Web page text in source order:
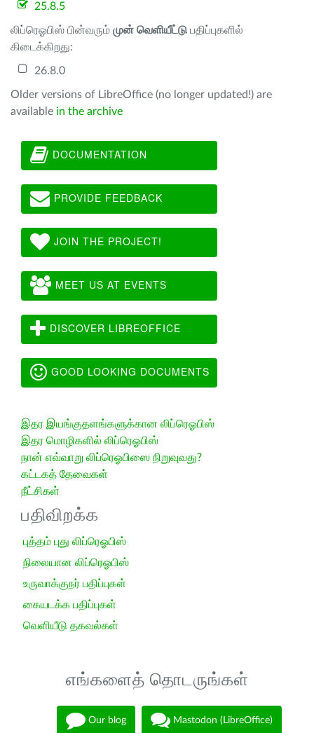
25.8.5
லிப்ரெஓபிஸ் பின்வரும் முன் வெளியீட்டு பதிப்புகளில்
கிடைக்கிறது:
26.8.0
Older versions of LibreOffice (no longer updated!) are
available in the archive
DOCUMENTATION
PROVIDE FEEDBACK
JOIN THE PROJECT!
MEET US AT EVENTS
DISCOVER LIBREOFFICE
GOOD LOOKING DOCUMENTS
இதர இயங்குதளங்களுக்கான லிப்ரெஓபிஸ்
இதர மொழிகளில் லிப்ரெஓபிஸ்
நான் எவ்வாறு லிப்ரெஓபிஸை நிறுவுவது?
கட்டகத் தேவைகள்
நீட்சிகள்
பதிவிறக்க
புத்தம் புது லிப்ரெஓபிஸ்
நிலையான லிப்ரெஓபிஸ்
உருவாக்குநர் பதிப்புகள்
கையடக்க பதிப்புகள்
வெளியீடு தகவல்கள்
எங்களைத் தொடருங்கள்
Our blog Mastodon (LibreOffice)